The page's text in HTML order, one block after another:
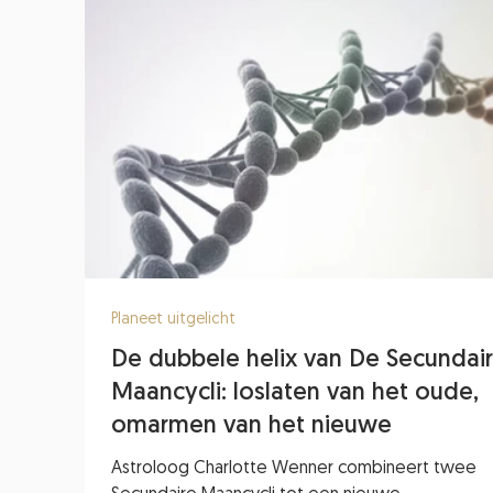
De dubbele helix van De
Maancycli: loslaten van het oude,
omarmen van het nieuwe
Astroloog Charlotte Wenner combineert twee
Planeet uitgelicht